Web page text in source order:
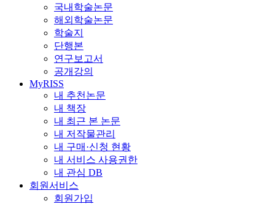
국내학술논문
해외학술논문
학술지
단행본
연구보고서
공개강의
MyRISS
내 추천논문
내 책장
내 최근 본 논문
내 저작물관리
내 구매·신청 현황
내 서비스 사용권한
내 관심 DB
회원서비스
회원가입